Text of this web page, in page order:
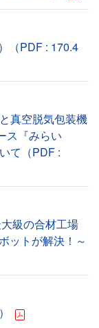
（PDF : 170.4
真空脱気包装機
ス『みらい
て（PDF :
級の合材工場
ットが解決！～